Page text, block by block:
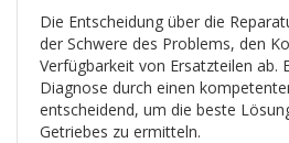
Die Entscheidung über die
der Schwere des Problems, den
Verfügbarkeit von Ersatzteilen ab.
Diagnose durch einen
entscheidend, um die beste
Getriebes zu ermitteln.